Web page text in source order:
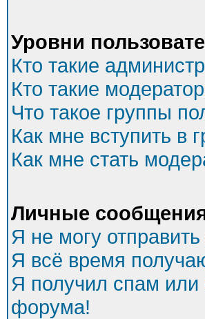
Уровни
Кто такие
Кто такие
Что такое группы
Как мне вступить в
Как мне стать
Личные
Я не могу
Я всё время
Я получил спам или
форума!